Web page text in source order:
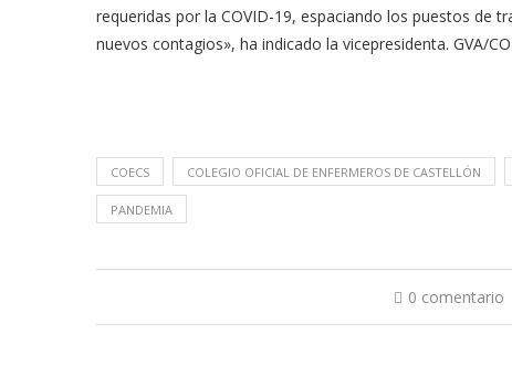
requeridas por la COVID-19, espaciando los puestos de
nuevos contagios», ha indicado la vicepresidenta. GVA/
COECS COLEGIO OFICIAL DE ENFERMEROS DE CASTELLÓN
PANDEMIA
0 comentario